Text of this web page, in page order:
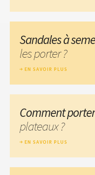
Sandales à
les porter ?
EN SAVOIR PLUS
Comment
plateaux ?
EN SAVOIR PLUS